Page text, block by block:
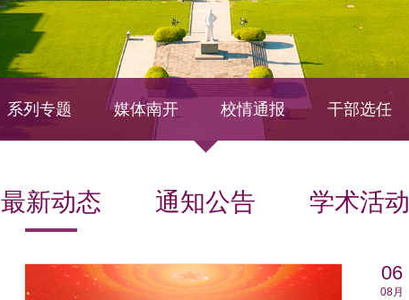
系列专题 媒体南开 校情通报 干部选任
最新动态 通知公告 学术活动
06
08月